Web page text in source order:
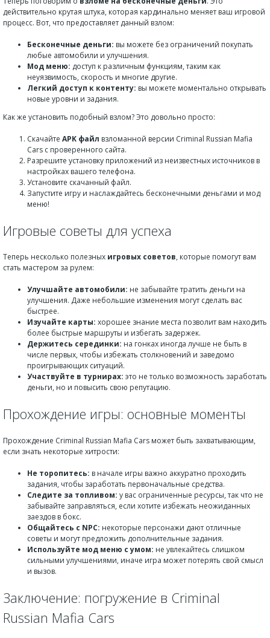
действительно крутая штука, которая кардинально меняет ваш игровой
процесс. Вот, что предоставляет данный взлом:
Бесконечные деньги: вы можете без ограничений покупать
любые автомобили и улучшения.
Мод меню: доступ к различным функциям, таким как
неуязвимость, скорость и многие другие.
Легкий доступ к контенту: вы можете моментально открывать
новые уровни и задания.
Как же установить подобный взлом? Это довольно просто:
Скачайте APK файл взломанной версии Criminal Russian Mafia
Cars с проверенного сайта.
Разрешите установку приложений из неизвестных источников в
настройках вашего телефона.
Установите скачанный файл.
Запустите игру и наслаждайтесь бесконечными деньгами и мод
меню!
Игровые советы для успеха
Теперь несколько полезных игровых советов, которые помогут вам
стать мастером за рулем:
Улучшайте автомобили: не забывайте тратить деньги на
улучшения. Даже небольшие изменения могут сделать вас
быстрее.
Изучайте карты: хорошее знание места позволит вам находить
более быстрые маршруты и избегать задержек.
Держитесь серединки: на гонках иногда лучше не быть в
числе первых, чтобы избежать столкновений и заведомо
проигрывающих ситуаций.
Участвуйте в турнирах: это не только возможность заработать
деньги, но и повысить свою репутацию.
Прохождение игры: основные моменты
Прохождение Criminal Russian Mafia Cars может быть захватывающим,
если знать некоторые хитрости:
Не торопитесь: в начале игры важно аккуратно проходить
задания, чтобы заработать первоначальные средства.
Следите за топливом: у вас ограниченные ресурсы, так что не
забывайте заправляться, если хотите избежать неожиданных
заездов в бокс.
Общайтесь с NPC: некоторые персонажи дают отличные
советы и могут предложить дополнительные задания.
Используйте мод меню с умом: не увлекайтесь слишком
сильными улучшениями, иначе игра может потерять свой смысл
и вызов.
Заключение: погружение в Criminal
Russian Mafia Cars